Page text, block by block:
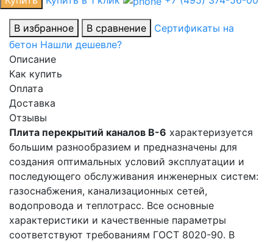
В избранное В сравнение
Сертификаты на
бетон Нашли дешевле?
Описание
Как купить
Оплата
Доставка
Отзывы
Плита перекрытий каналов В-6 характеризуется
большим разнообразием и предназначены для
создания оптимальных условий эксплуатации и
последующего обслуживания инженерных систем:
газоснабжения, канализационных сетей,
водопровода и теплотрасс. Все основные
характеристики и качественные параметры
соответствуют требованиям ГОСТ 8020-90. В